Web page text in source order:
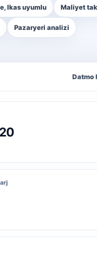
Ikas uyumlu Maliyet
Pazaryeri analizi
Datmo